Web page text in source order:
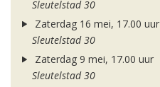
Sleutelstad 30
Zaterdag 16 mei, 17.00 uur
Sleutelstad 30
Zaterdag 9 mei, 17.00 uur
Sleutelstad 30